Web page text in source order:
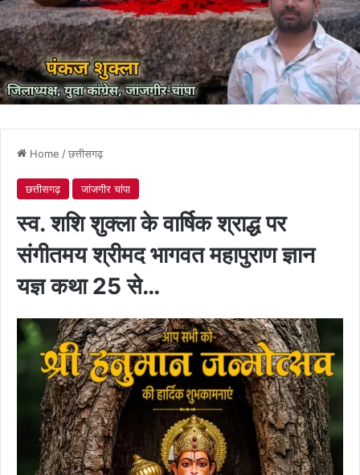
Home /छत्तीसगढ़
छत्तीसगढ़ जांजगीर चांपा
स्व. शशि शुक्ला के वार्षिक श्राद्ध पर
संगीतमय श्रीमद भागवत महापुराण ज्ञान
यज्ञ कथा 25 से…